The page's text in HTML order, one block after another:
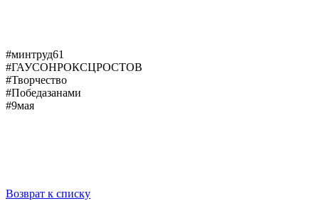
#минтруд61
#ГАУСОНРОКСЦРОСТОВ
#Творчество
#Победазанами
#9мая
Возврат к списку